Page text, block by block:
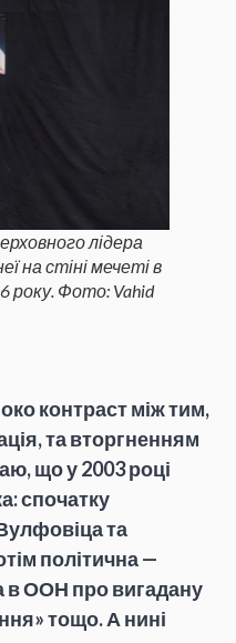
лідера
на стіні мечеті в
року. Фото: Vahid
контраст між тим,
та вторгненням
що у 2003 році
спочатку
та
політична —
в ООН про вигадану
тощо. А нині